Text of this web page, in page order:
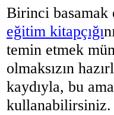
Birinci basamak
eğitim kitapçığı
temin etmek
olmaksızın
kaydıyla, bu
kullanabilirsiniz.